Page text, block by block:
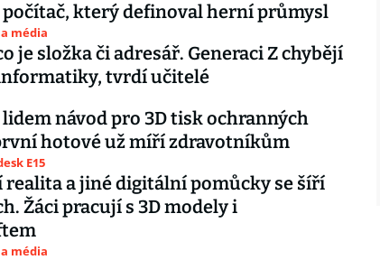
počítač, který definoval herní průmysl
média
je složka či adresář. Generaci Z chybějí
tvrdí učitelé
lidem návod pro 3D tisk ochranných
hotové už míří zdravotníkům
E15
a jiné digitální pomůcky se šíří
Žáci pracují s 3D modely i
média